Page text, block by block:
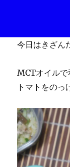
今日はきざん
MCTオイルで
トマトをのっ